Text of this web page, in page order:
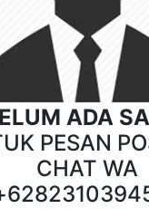
ADA
PESAN
CHAT WA